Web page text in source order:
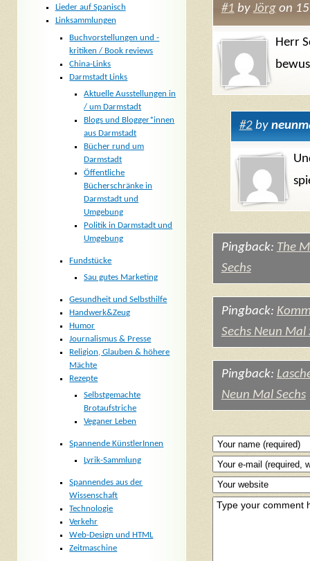
#1 by Jörgon
Herr
#2by
Pingback: The
Sechs
Pingback:
Sechs Neun Mal
Pingback:
Neun Mal Sechs
Lieder auf Spanisch
Linksammlungen
Buchvorstellungen und -
kritiken / Book reviews
China-Links
Darmstadt Links
Aktuelle Ausstellungen in
/ um Darmstadt
Blogs und Blogger*innen
aus Darmstadt
Bücher rund um
Darmstadt
Öffentliche
Bücherschränke in
Darmstadt und
Umgebung
Politik in Darmstadt und
Umgebung
Fundstücke
Sau gutes Marketing
Gesundheit und Selbsthilfe
Handwerk&Zeug
Humor
Journalismus & Presse
Religion, Glauben & höhere
Mächte
Rezepte
Selbstgemachte
Brotaufstriche
Veganer Leben
Spannende KünstlerInnen
Lyrik-Sammlung
Spannendes aus der
Wissenschaft
Technologie
Verkehr
Web-Design und HTML
Zeitmaschine